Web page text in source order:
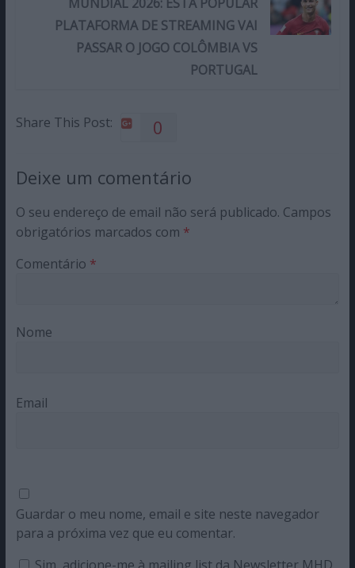
PLATAFORMA DE STREAMING VAI
PASSAR O JOGO COLÔMBIA VS
PORTUGAL
Share This Post: 0
Deixe um comentário
O seu endereço de email não será publicado. Campos
obrigatórios marcados com *
Comentário *
Nome
Email
Guardar o meu nome, email e site neste navegador
para a próxima vez que eu comentar.